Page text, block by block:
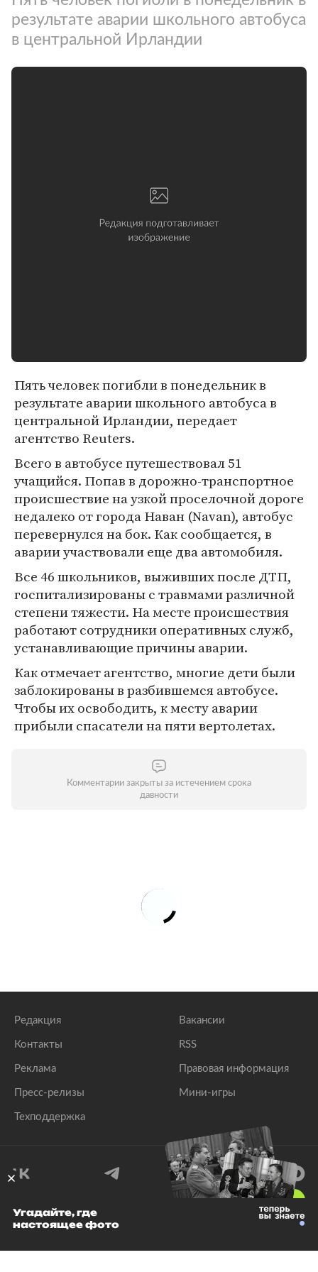
результате аварии школьного автобуса
в центральной Ирландии
Пять человек погибли в понедельник в
результате аварии школьного автобуса в
центральной Ирландии, передает
агентство Reuters.
Всего в автобусе путешествовал 51
учащийся. Попав в дорожно-транспортное
происшествие на узкой проселочной дороге
недалеко от города Наван (Navan), автобус
перевернулся на бок. Как сообщается, в
аварии участвовали еще два автомобиля.
Все 46 школьников, выживших после ДТП,
госпитализированы с травмами различной
степени тяжести. На месте происшествия
работают сотрудники оперативных служб,
устанавливающие причины аварии.
Как отмечает агентство, многие дети были
заблокированы в разбившемся автобусе.
Чтобы их освободить, к месту аварии
прибыли спасатели на пяти вертолетах.
Комментарии закрыты за истечением срока
давности
Редакция
Контакты
Реклама
Пресс-релизы
Техподдержка
Вакансии
RSS
Правовая информация
Мини-игры
© 1999–2026 Все права защищены.
Угадайте, где
настоящее фото